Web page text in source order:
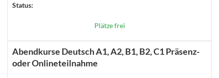
Status:
Plätze frei
Abendkurse Deutsch A1, A2, B1, B2, C1 Präsenz-
oder Onlineteilnahme